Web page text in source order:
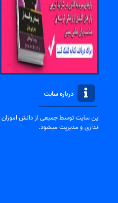
درباره سایت
این سایت توسط جمیعی از دانش اموزان
اندازی و مدیریت میشود.